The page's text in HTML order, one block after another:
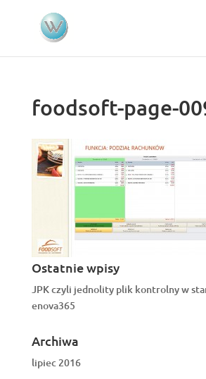
foodsoft-page-
Ostatnie wpisy
JPK czyli jednolity plik kontrolny w
enova365
Archiwa
lipiec 2016